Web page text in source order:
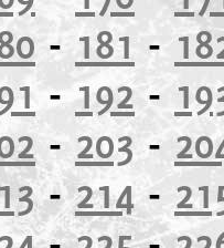
- 181 -
-192 -
- 203-
-214-